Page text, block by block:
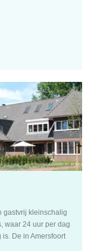
kleinschalige
aan het
medewerkers
artistieke
hectare. Met
en een
allemaal van hoge
met douche
is er
spullen. Ook is er
huisdier mee te
bieden […]
gastvrij kleinschalig
waar 24 uur per dag
De in Amersfoort